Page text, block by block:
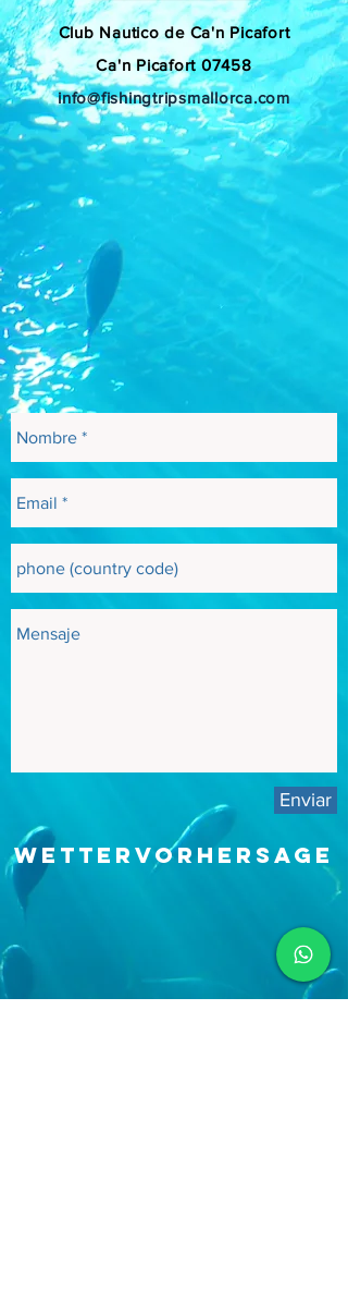
Club Nautico de Ca'n Picafort
Ca'n Picafort 07458
info@fishingtripsmallorca.com
Enviar
Wettervorhersage